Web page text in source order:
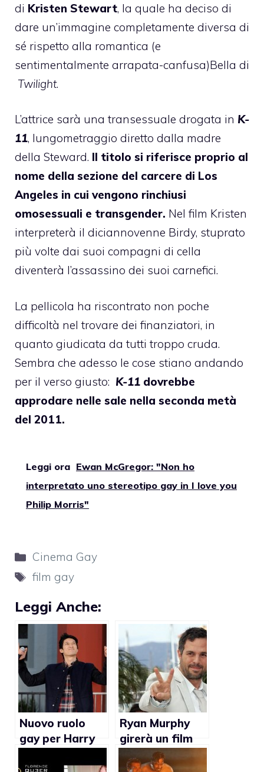
di Kristen Stewart, la quale ha deciso di
dare un’immagine completamente diversa di
sé rispetto alla romantica (e
sentimentalmente arrapata-canfusa)Bella di
Twilight.
L’attrice sarà una transessuale drogata in K-
11, lungometraggio diretto dalla madre
della Steward. Il titolo si riferisce proprio al
nome della sezione del carcere di Los
Angeles in cui vengono rinchiusi
omosessuali e transgender. Nel film Kristen
interpreterà il diciannovenne Birdy, stuprato
più volte dai suoi compagni di cella
diventerà l’assassino dei suoi carnefici.
La pellicola ha riscontrato non poche
difficoltà nel trovare dei finanziatori, in
quanto giudicata da tutti troppo cruda.
Sembra che adesso le cose stiano andando
per il verso giusto: K-11 dovrebbe
approdare nelle sale nella seconda metà
del 2011.
Leggi ora Ewan McGregor: "Non ho
interpretato uno stereotipo gay in I love you
Philip Morris"
Categorie
Cinema Gay
Tag
film gay
Leggi Anche:
Nuovo ruolo
gay per Harry
Ryan Murphy
girerà un film
gay con
protagonista